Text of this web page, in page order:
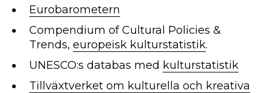
Eurobarometern
Compendium of Cultural Policies &
Trends, europeisk kulturstatistik.
UNESCO:s databas med kulturstatistik
Tillväxtverket om kulturella och kreativa